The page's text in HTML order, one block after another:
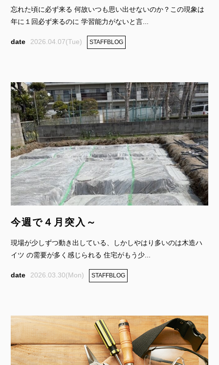
忘れた頃に必ず来る 何故いつも思い出せないのか？この現象は
年に１回必ず来るのに 学習能力がないと言...
2026.04.07(Tue) STAFFBLOG
今週で４月突入～
現場が少しずつ動き出している、しかしやはり多いのは木造ハ
イツ の需要が多く感じられる 住宅がもう少...
2026.03.30(Mon) STAFFBLOG